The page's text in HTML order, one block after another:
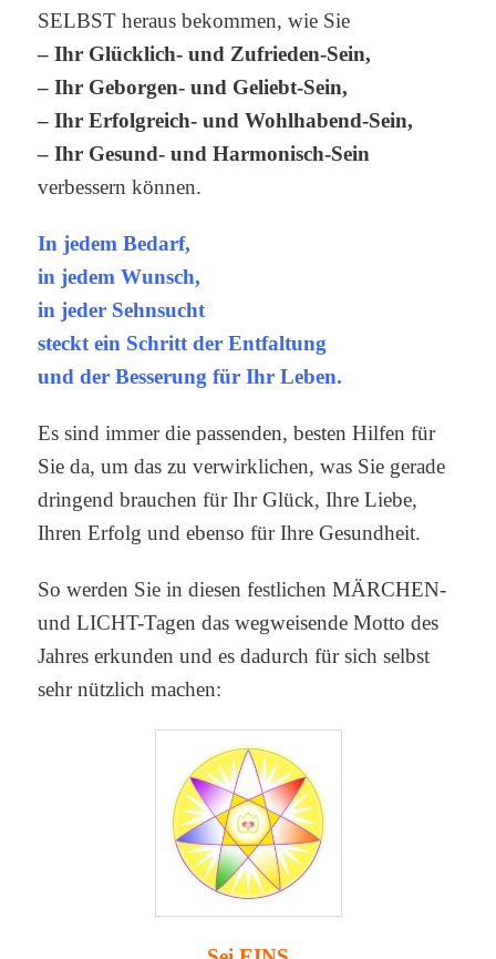
SELBST heraus bekommen, wie Sie
– Ihr Glücklich- und Zufrieden-Sein,
– Ihr Geborgen- und Geliebt-Sein,
– Ihr Erfolgreich- und Wohlhabend-Sein,
– Ihr Gesund- und Harmonisch-Sein
verbessern können.
In jedem Bedarf,
in jedem Wunsch,
in jeder Sehnsucht
steckt ein Schritt der Entfaltung
und der Besserung für Ihr Leben.
Es sind immer die passenden, besten Hilfen für
Sie da, um das zu verwirklichen, was Sie gerade
dringend brauchen für Ihr Glück, Ihre Liebe,
Ihren Erfolg und ebenso für Ihre Gesundheit.
So werden Sie in diesen festlichen MÄRCHEN-
und LICHT-Tagen das wegweisende Motto des
Jahres erkunden und es dadurch für sich selbst
sehr nützlich machen: